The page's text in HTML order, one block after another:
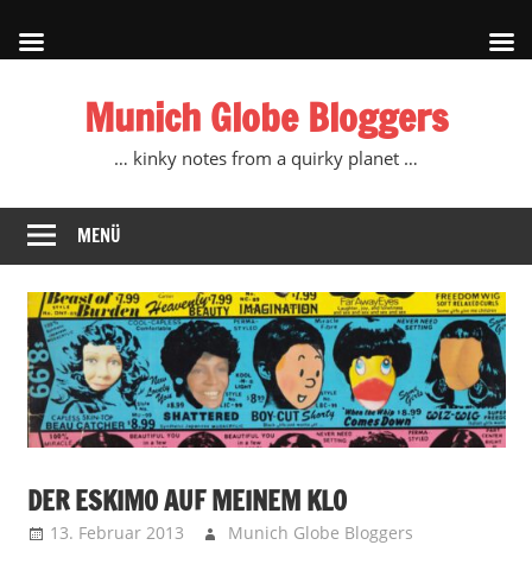
Munich Globe Bloggers
… kinky notes from a quirky planet …
MENÜ
DER ESKIMO AUF MEINEM KLO
13. Februar 2013 Munich Globe Bloggers